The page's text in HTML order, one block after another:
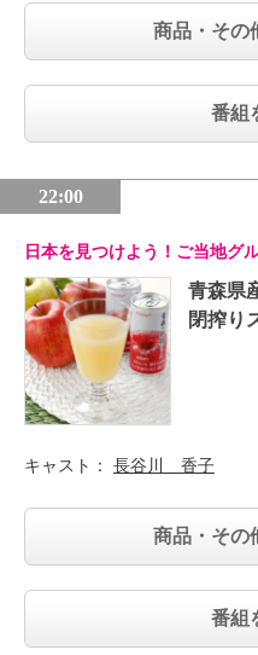
商品・その
番組
22:00
日本を見つけよう！ご当地グ
青森県
閉搾り
キャスト： 長谷川 香子
商品・その
番組